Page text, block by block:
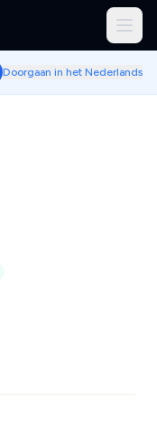
Doorgaan in het Nederlands